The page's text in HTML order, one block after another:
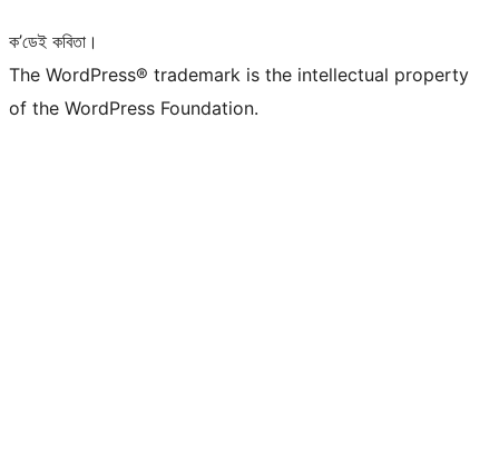
ক’ডেই কবিতা।
The WordPress® trademark is the intellectual property
of the WordPress Foundation.